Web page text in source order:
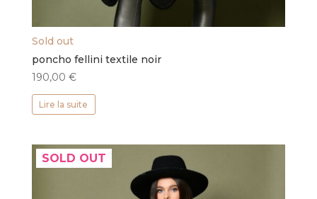
Sold out
poncho fellini textile noir
190,00 €
Lire la suite
SOLD OUT